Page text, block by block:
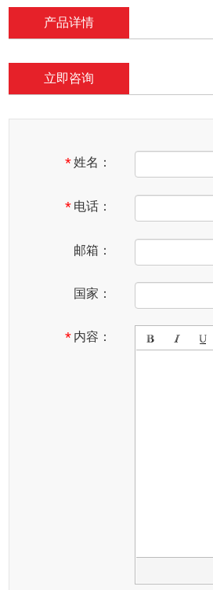
OG-7850
产品详情
立即咨询
*姓名：
* 电话：
邮箱：
国家：
* 内容：